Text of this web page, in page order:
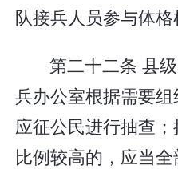
队接兵人员参与体格
第二十二条 县
兵办公室根据需要
应征公民进行抽查
比例较高的，应当全